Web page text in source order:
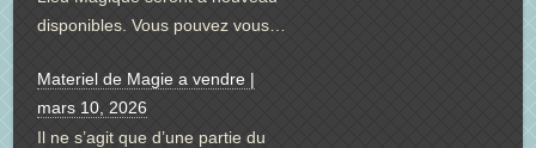
disponibles. Vous pouvez vous…
Materiel de Magie a vendre |
mars 10, 2026
Il ne s’agit que d’une partie du